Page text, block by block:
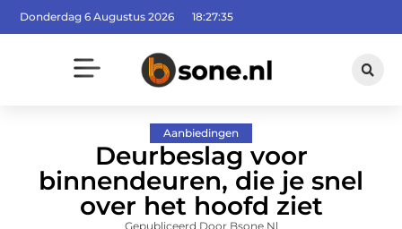
Donderdag 6 Augustus 2026 18:27:36
Aanbiedingen
Deurbeslag voor
binnendeuren, die je snel
over het hoofd ziet
Gepubliceerd Door Bsone.nl